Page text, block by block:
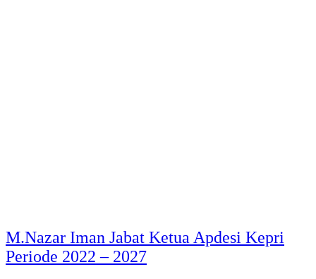
M.Nazar Iman Jabat Ketua Apdesi Kepri
Periode 2022 – 2027